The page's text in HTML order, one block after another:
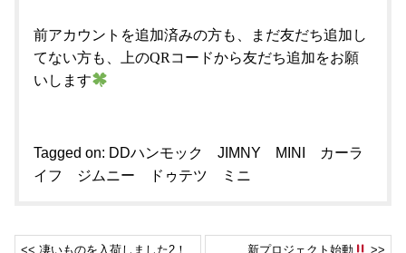
前アカウントを追加済みの方も、まだ友だち追加し
てない方も、上のQRコードから友だち追加をお願
いします
Tagged on: DDハンモック JIMNY MINI
カーラ
イフ
ジムニー ドゥテツ ミニ
<< 凄いものを入荷しました2！ 新プロジェクト始動 >>